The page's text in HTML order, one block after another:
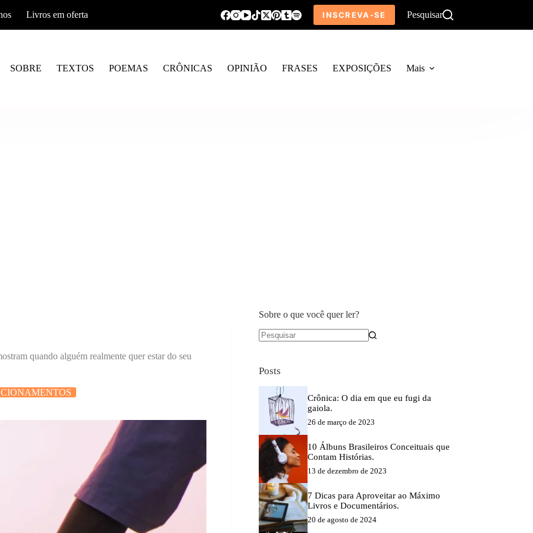
Livros em oferta INSCREVA-SE Pesquisar
SOBRE TEXTOS POEMAS CRÔNICAS OPINIÃO FRASES EXPOSIÇÕES Mais
quando alguém realmente quer estar do seu
Sobre o que você quer ler?
Posts
Crônica: O dia em que eu fugi da
gaiola.
26 de março de 2023
10 Álbuns Brasileiros Conceituais que
Contam Histórias.
13 de dezembro de 2023
7 Dicas para Aproveitar ao Máximo
Livros e Documentários.
20 de agosto de 2024